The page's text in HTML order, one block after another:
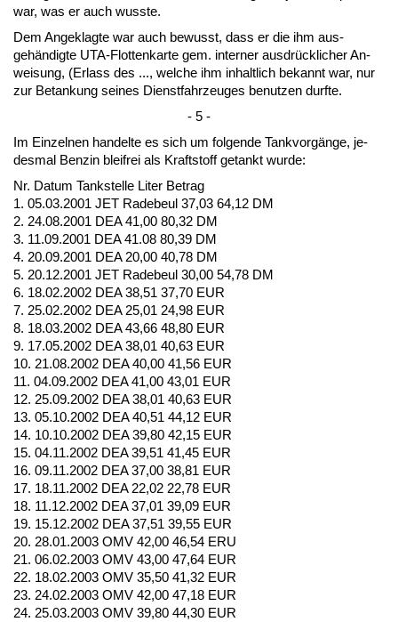
war, was er auch wuss­te.
Dem An­ge­klag­te war auch be­wusst, dass er die ihm aus­
gehändig­te UTA-Flot­ten­kar­te gem. in­ter­ner aus­drück­li­cher An­
wei­sung, (Er­lass des ..., wel­che ihm in­halt­lich be­kannt war, nur
zur Be­tan­kung sei­nes Dienst­fahr­zeu­ges be­nut­zen durf­te.
- 5 -
Im Ein­zel­nen han­del­te es sich um fol­gen­de Tank­vorgänge, je­
des­mal Ben­zin blei­frei als Kraft­stoff ge­tankt wur­de:
Nr. Da­tum Tank­stel­le Li­ter Be­trag
1. 05.03.2001 JET Ra­de­beul 37,03 64,12 DM
2. 24.08.2001 DEA 41,00 80,32 DM
3. 11.09.2001 DEA 41.08 80,39 DM
4. 20.09.2001 DEA 20,00 40,78 DM
5. 20.12.2001 JET Ra­de­beul 30,00 54,78 DM
6. 18.02.2002 DEA 38,51 37,70 EUR
7. 25.02.2002 DEA 25,01 24,98 EUR
8. 18.03.2002 DEA 43,66 48,80 EUR
9. 17.05.2002 DEA 38,01 40,63 EUR
10. 21.08.2002 DEA 40,00 41,56 EUR
11. 04.09.2002 DEA 41,00 43,01 EUR
12. 25.09.2002 DEA 38,01 40,63 EUR
13. 05.10.2002 DEA 40,51 44,12 EUR
14. 10.10.2002 DEA 39,80 42,15 EUR
15. 04.11.2002 DEA 39,51 41,45 EUR
16. 09.11.2002 DEA 37,00 38,81 EUR
17. 18.11.2002 DEA 22,02 22,78 EUR
18. 11.12.2002 DEA 37,01 39,09 EUR
19. 15.12.2002 DEA 37,51 39,55 EUR
20. 28.01.2003 OMV 42,00 46,54 ERU
21. 06.02.2003 OMV 43,00 47,64 EUR
22. 18.02.2003 OMV 35,50 41,32 EUR
23. 24.02.2003 OMV 42,00 47,18 EUR
24. 25.03.2003 OMV 39,80 44,30 EUR